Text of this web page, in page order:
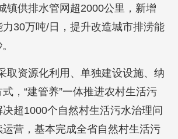
镇供排水管网超2000公里，新增
30万吨/日，提升改造城市排涝能
取资源化利用、单独建设设施、纳
，“建管养”一体推进农村生活污
超1000个自然村生活污水治理问
营，基本完成全省自然村生活污